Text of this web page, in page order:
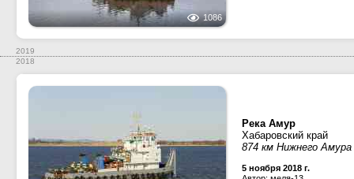
1086
2019
2018
Река Амур
Хабаровский край
874 км Нижнего Амура
5 ноября 2018 г.